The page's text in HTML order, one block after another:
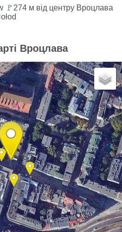
🚩 274 м від центру Вроцлава
Вроцлава